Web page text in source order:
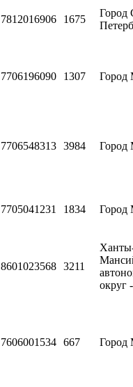
7812016906 1675
Город
7706196090 1307 Город
7706548313 3984 Город
7705041231 1834 Город
8601023568 3211
округ
7606001534 667 Город